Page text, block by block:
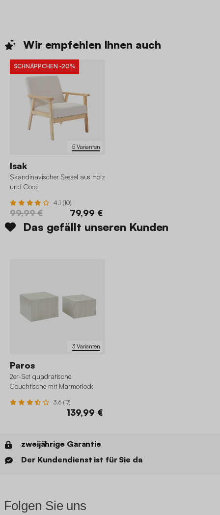
Wir empfehlen Ihnen auch
5 Varianten
SCHNÄPPCHEN -20%
Isak
Skandinavischer Sessel aus Holz
und Cord
4.1 (10)
99,99 € 79,99 €
Das gefällt unseren Kunden
3 Varianten
Paros
2er-Set quadratische
Couchtische mit Marmorlook
3.6 (17)
139,99 €
zweijährige Garantie
Der Kundendienst ist für Sie da
Folgen Sie uns